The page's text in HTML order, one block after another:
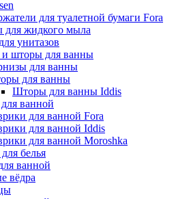
для туалетной бумаги Fora
для жидкого мыла
унитазов
шторы для ванны
для ванны
для ванны
Шторы для ванны Iddis
ванной
для ванной Fora
для ванной Iddis
для ванной Moroshka
белья
ванной
вёдра